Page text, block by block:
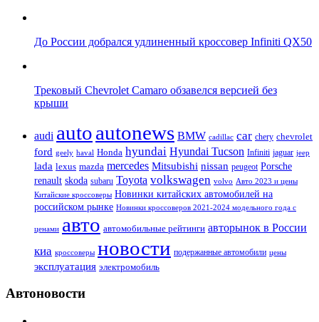
До России добрался удлиненный кроссовер Infiniti QX50
Трековый Chevrolet Camaro обзавелся версией без
крыши
audi autoautonews BMW cadillac car chery chevrolet
ford geely haval Honda hyundai Hyundai Tucson Infiniti jaguar jeep
lada lexus mazda mercedes Mitsubishi nissan peugeot Porsche
renault skoda subaru Toyota volkswagen volvo Авто 2023 и цены
Китайские кроссоверы Новинки китайских автомобилей на
российском рынке Новинки кроссоверов 2021-2024 модельного года с
ценами авто автомобильные рейтинги авторынок в России
киа кроссоверы новости подержанные автомобили цены
эксплуатация электромобиль
Автоновости